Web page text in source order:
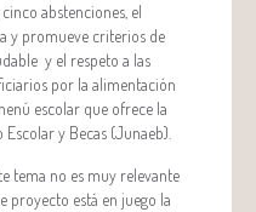
abstenciones, el
y promueve criterios de
y el respeto a las
por la alimentación
escolar que ofrece la
y Becas (Junaeb).
tema no es muy relevante
proyecto está en juego la